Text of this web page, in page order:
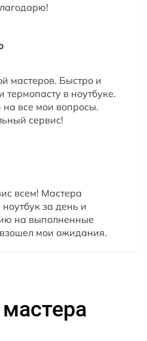
мастеров. Быстро и
термопасту в ноутбуке.
на все мои вопросы.
сервис!
всем! Мастера
за день и
на выполненные
мои ожидания.